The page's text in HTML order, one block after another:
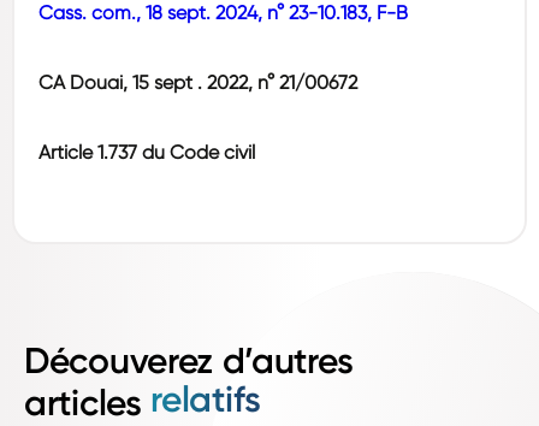
Cass. com., 18 sept. 2024, n° 23-10.183, F-B
CA Douai, 15 sept . 2022, n° 21/00672
Article 1.737 du Code civil
Découverez d’autres
articles relatifs